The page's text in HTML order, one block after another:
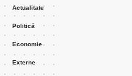
Actualitate
Politică
Economie
Externe